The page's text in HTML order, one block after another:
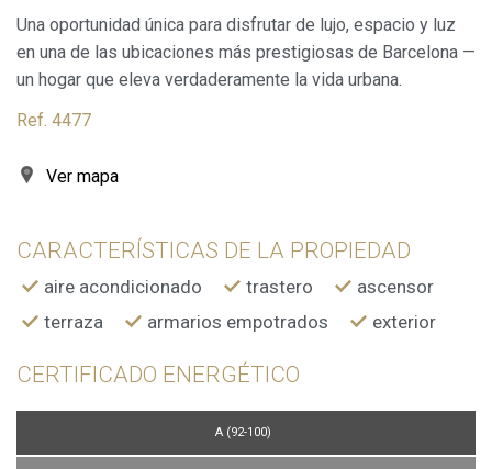
Una oportunidad única para disfrutar de lujo, espacio y luz
en una de las ubicaciones más prestigiosas de Barcelona —
un hogar que eleva verdaderamente la vida urbana.
Ref. 4477
Ver mapa
CARACTERÍSTICAS DE LA PROPIEDAD
aire acondicionado trastero
ascensor
terraza
armarios empotrados exterior
CERTIFICADO ENERGÉTICO
A (92-100)
elaboración de perfiles de navegación de los usuarios con
el fin de introducir mejoras en función del análisis de los
datos de uso que hacen los usuarios del servicio. Permiten
guardar la información de preferencia del usuario para
mejor experiencia a través de productos recomendados.
Marketing y publicidad
a través de la observación continuada de sus hábitos de
navegación. Gracias a ellas, podemos conocer los hábitos
de navegación en el sitio web y mostrar publicidad
relacionada con el perfil de navegación del usuario.